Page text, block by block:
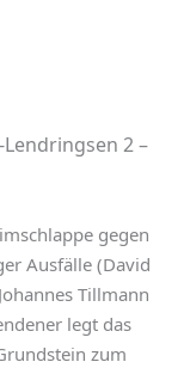
2 –
gegen
Ausfälle (David
Tillmann
legt das
zum